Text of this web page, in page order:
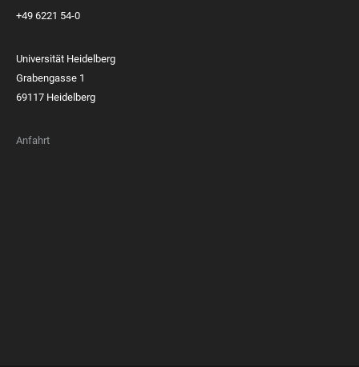
+49 6221 54-0
Universität Heidelberg
Grabengasse 1
69117 Heidelberg
Anfahrt